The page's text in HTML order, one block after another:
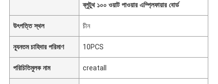
ব্লুটুথ ১০০ ওয়াট পাওয়ার এম্প্লিফায়ার বোর্ড
উৎপত্তি স্থল চীন
ন্যূনতম চাহিদার পরিমাণ 10PCS
পরিচিতিমুলক নাম creatall